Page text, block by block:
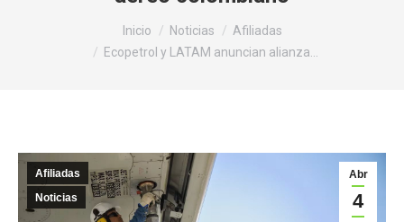
Inicio Noticias
Afiliadas
Ecopetrol y LATAM anuncian alianza…
Abr
4
Afiliadas
Noticias